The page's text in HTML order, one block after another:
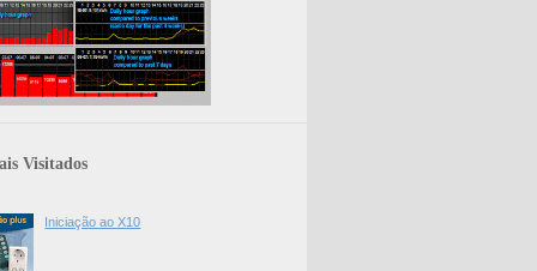
Visitados
Iniciação ao X10